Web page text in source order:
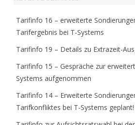
hTarifinfo 16 – erweiterte
Tarifergebnis bei T-Systems
Tarifinfo 19 – Details zu Extrazeit-
Tarifinfo 15 – Gespräche zur
Systems aufgenommen
Tarifinfo 14 – Erweiterte
Tarifkonfliktes bei T-Systems geplant!